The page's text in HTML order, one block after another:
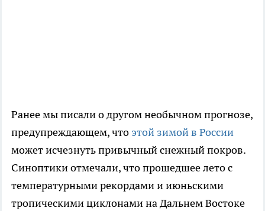
Ранее мы писали о другом необычном прогнозе,
предупреждающем, что этой зимой в России
может исчезнуть привычный снежный покров.
Синоптики отмечали, что прошедшее лето с
температурными рекордами и июньскими
тропическими циклонами на Дальнем Востоке